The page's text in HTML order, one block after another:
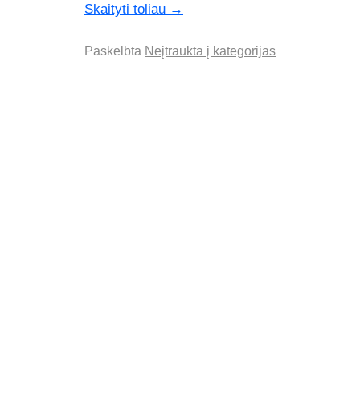
Skaityti toliau →
Paskelbta Neįtraukta į kategorijas